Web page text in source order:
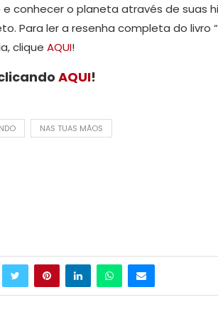
conhecer o planeta através de suas
Para ler a resenha completa do livro
clique AQUI!
AQUI!
NAS TUAS MÃOS